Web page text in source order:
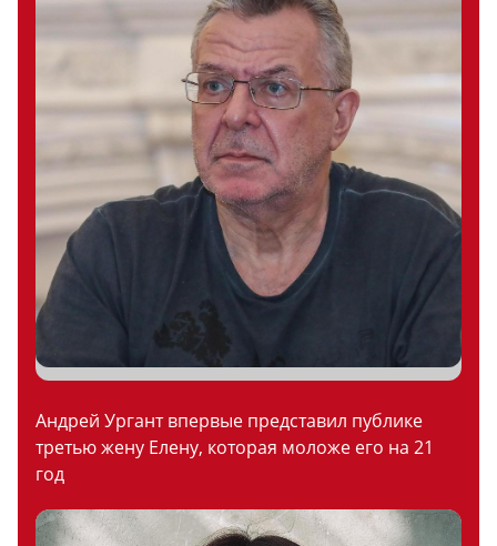
Андрей Ургант впервые представил публике
третью жену Елену, которая моложе его на 21
год